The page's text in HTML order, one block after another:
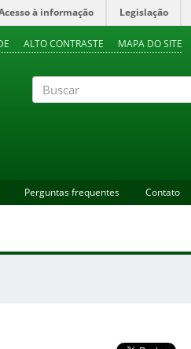
à informação Legislação
ALTO CONTRASTE MAPA DO SITE
Perguntas frequentes Contato